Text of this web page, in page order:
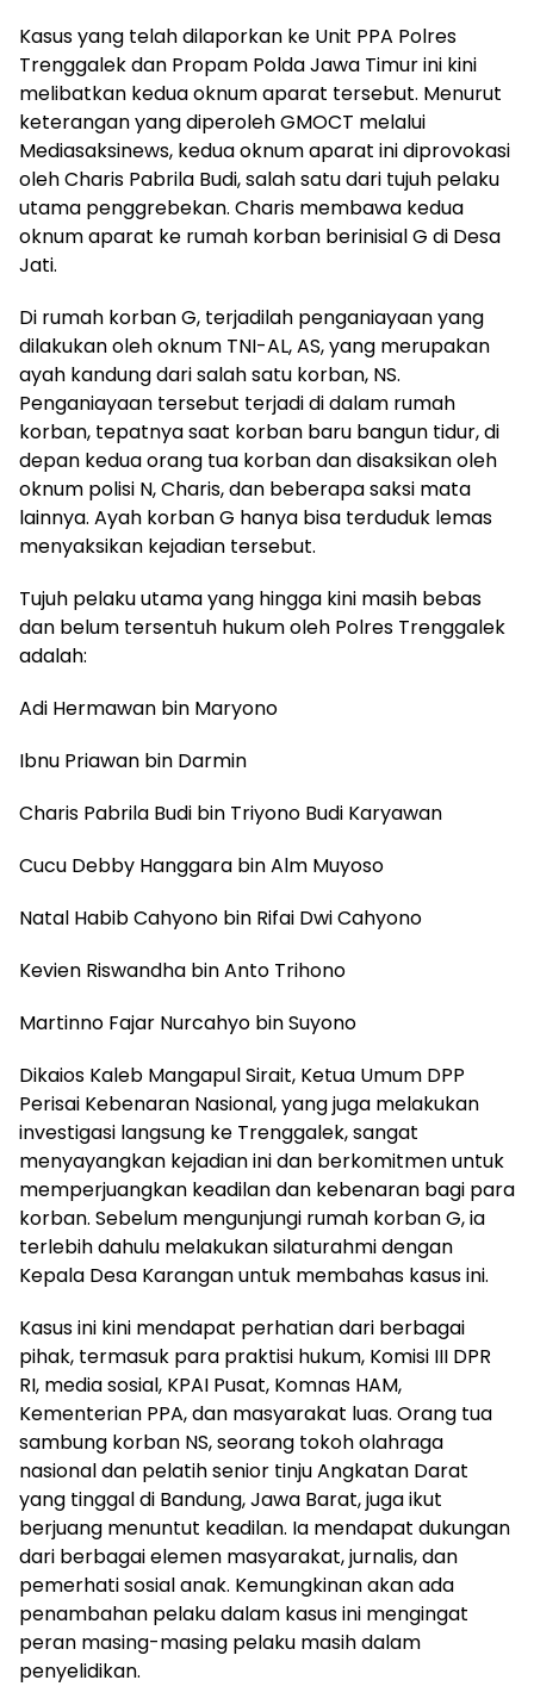
Kasus yang telah dilaporkan ke Unit PPA Polres
Trenggalek dan Propam Polda Jawa Timur ini kini
melibatkan kedua oknum aparat tersebut. Menurut
keterangan yang diperoleh GMOCT melalui
Mediasaksinews, kedua oknum aparat ini diprovokasi
oleh Charis Pabrila Budi, salah satu dari tujuh pelaku
utama penggrebekan. Charis membawa kedua
oknum aparat ke rumah korban berinisial G di Desa
Jati.
Di rumah korban G, terjadilah penganiayaan yang
dilakukan oleh oknum TNI-AL, AS, yang merupakan
ayah kandung dari salah satu korban, NS.
Penganiayaan tersebut terjadi di dalam rumah
korban, tepatnya saat korban baru bangun tidur, di
depan kedua orang tua korban dan disaksikan oleh
oknum polisi N, Charis, dan beberapa saksi mata
lainnya. Ayah korban G hanya bisa terduduk lemas
menyaksikan kejadian tersebut.
Tujuh pelaku utama yang hingga kini masih bebas
dan belum tersentuh hukum oleh Polres Trenggalek
adalah:
Adi Hermawan bin Maryono
Ibnu Priawan bin Darmin
Charis Pabrila Budi bin Triyono Budi Karyawan
Cucu Debby Hanggara bin Alm Muyoso
Natal Habib Cahyono bin Rifai Dwi Cahyono
Kevien Riswandha bin Anto Trihono
Martinno Fajar Nurcahyo bin Suyono
Dikaios Kaleb Mangapul Sirait, Ketua Umum DPP
Perisai Kebenaran Nasional, yang juga melakukan
investigasi langsung ke Trenggalek, sangat
menyayangkan kejadian ini dan berkomitmen untuk
memperjuangkan keadilan dan kebenaran bagi para
korban. Sebelum mengunjungi rumah korban G, ia
terlebih dahulu melakukan silaturahmi dengan
Kepala Desa Karangan untuk membahas kasus ini.
Kasus ini kini mendapat perhatian dari berbagai
pihak, termasuk para praktisi hukum, Komisi III DPR
RI, media sosial, KPAI Pusat, Komnas HAM,
Kementerian PPA, dan masyarakat luas. Orang tua
sambung korban NS, seorang tokoh olahraga
nasional dan pelatih senior tinju Angkatan Darat
yang tinggal di Bandung, Jawa Barat, juga ikut
berjuang menuntut keadilan. Ia mendapat dukungan
dari berbagai elemen masyarakat, jurnalis, dan
pemerhati sosial anak. Kemungkinan akan ada
penambahan pelaku dalam kasus ini mengingat
peran masing-masing pelaku masih dalam
penyelidikan.